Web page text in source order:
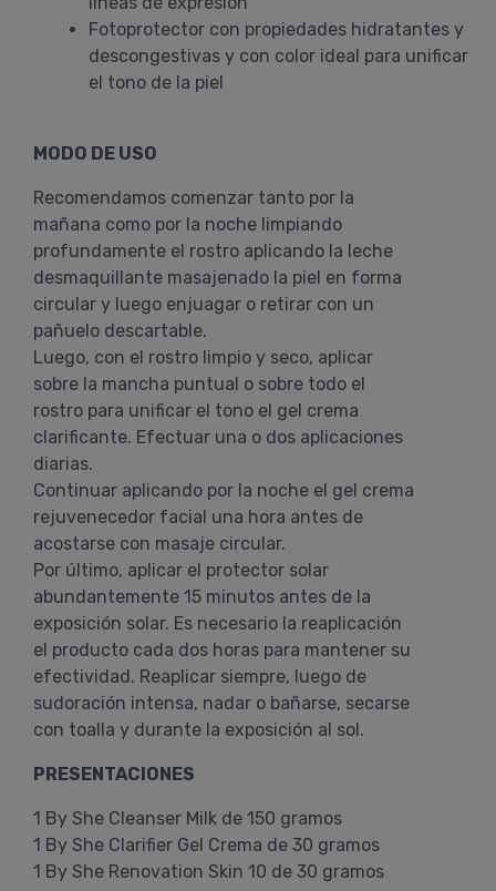
Fotoprotector con propiedades hidratantes y
descongestivas y con color ideal para unificar
el tono de la piel
MODO DE USO
Recomendamos comenzar tanto por la
mañana como por la noche limpiando
profundamente el rostro aplicando la leche
desmaquillante masajenado la piel en forma
circular y luego enjuagar o retirar con un
pañuelo descartable.
Luego, con el rostro limpio y seco, aplicar
sobre la mancha puntual o sobre todo el
rostro para unificar el tono el gel crema
clarificante. Efectuar una o dos aplicaciones
diarias.
Continuar aplicando por la noche el gel crema
rejuvenecedor facial una hora antes de
acostarse con masaje circular.
Por último, aplicar el protector solar
abundantemente 15 minutos antes de la
exposición solar. Es necesario la reaplicación
el producto cada dos horas para mantener su
efectividad. Reaplicar siempre, luego de
sudoración intensa, nadar o bañarse, secarse
con toalla y durante la exposición al sol.
PRESENTACIONES
1 By She Cleanser Milk de 150 gramos
1 By She Clarifier Gel Crema de 30 gramos
1 By She Renovation Skin 10 de 30 gramos